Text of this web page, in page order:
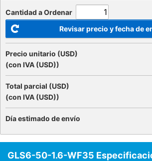
Cantidad a Ordenar
Revisar precio y fecha de
Precio unitario (USD)
(con IVA (USD))
Total parcial (USD)
(con IVA (USD))
Día estimado de envío
GLS6-50-1.6-WF35